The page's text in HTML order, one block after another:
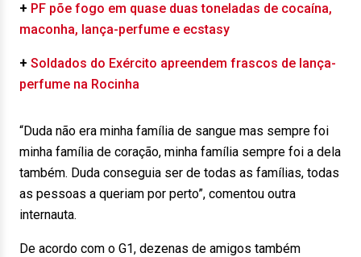
+ PF põe fogo em quase duas toneladas de cocaína,
maconha, lança-perfume e ecstasy
+ Soldados do Exército apreendem frascos de lança-
perfume na Rocinha
“Duda não era minha família de sangue mas sempre foi
minha família de coração, minha família sempre foi a dela
também. Duda conseguia ser de todas as famílias, todas
as pessoas a queriam por perto”, comentou outra
internauta.
De acordo com o G1, dezenas de amigos também